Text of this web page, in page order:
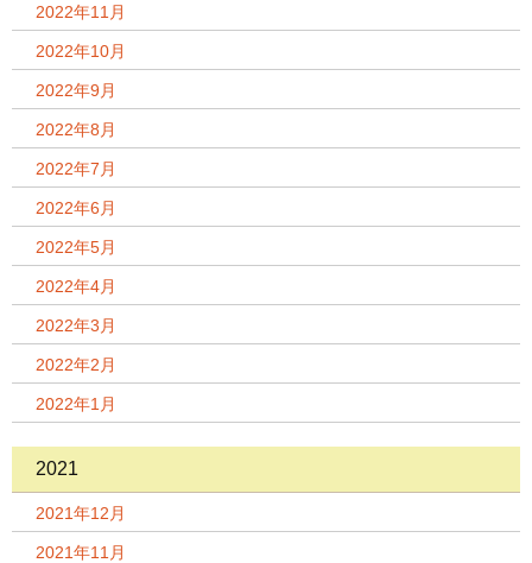
2022年11月
2022年10月
2022年9月
2022年8月
2022年7月
2022年6月
2022年5月
2022年4月
2022年3月
2022年2月
2022年1月
2021
2021年12月
2021年11月